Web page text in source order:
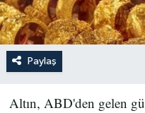
Paylaş
Altın, ABD'den gelen